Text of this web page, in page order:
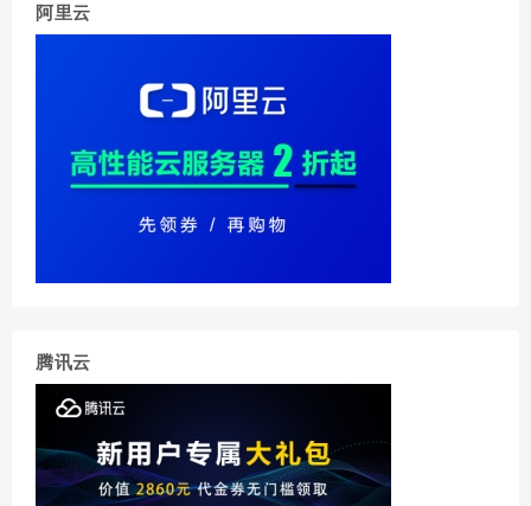
阿里云
腾讯云